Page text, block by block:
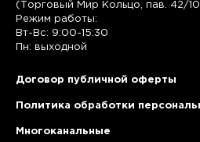
(Торговый Мир Кольцо, пав. 42/
Режим работы:
Вт-Вс: 9:00-15:30
Пн: выходной
Договор публичной оферты
Политика обработки
Многоканальные